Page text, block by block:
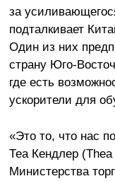
за
подталкивает
Один из них
страну Юго-
где есть
ускорители для
«Это то, что нас
Теа Кендлер
Министерства